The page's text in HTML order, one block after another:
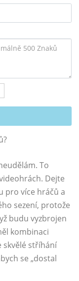
To
Dejte
pro více hráčů a
sezení, protože
budu vyzbrojen
kombinaci
skvělé stříhání
se „dostal